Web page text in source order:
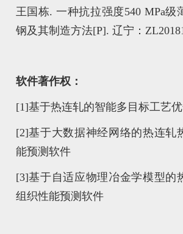
王国栋. 一种抗拉强度540 MPa级
钢及其制造方法[P]. 辽宁：
软件著作权：
[1]基于热连轧的智能多目标工艺
[2]基于大数据神经网络的热连轧
能预测软件
[3]基于自适应物理冶金学模型的
组织性能预测软件